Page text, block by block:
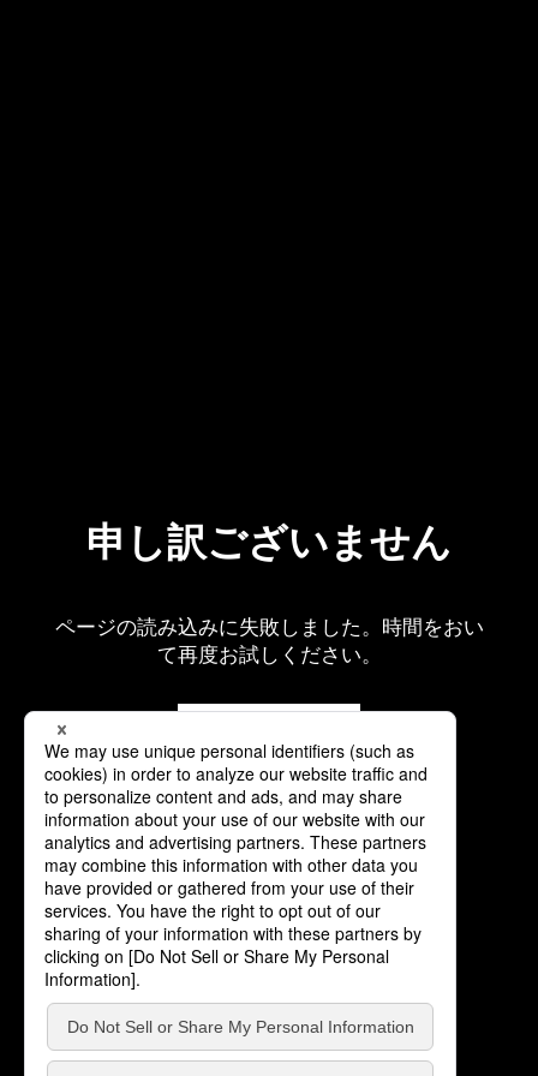
申し訳ございません
ページの読み込みに失敗しました。時間をおい
て再度お試しください。